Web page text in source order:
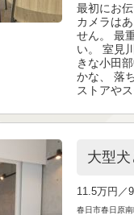
最初にお
カメラは
せん。 最
い。 室見
きな小田
かな、 落
ストアや
大型犬
11.5万円／
春日市春日原